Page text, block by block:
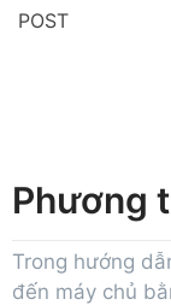
POST
Phương
Trong hướng
đến máy chủ